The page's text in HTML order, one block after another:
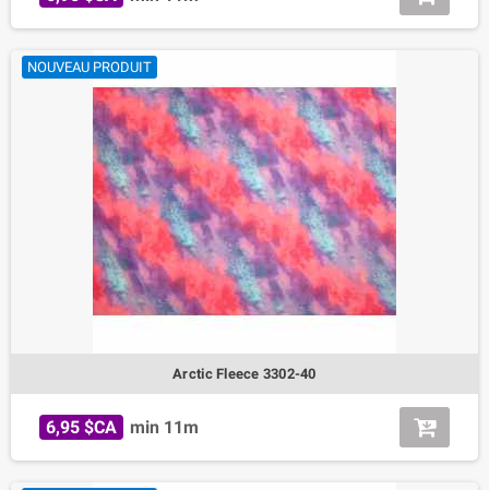
NOUVEAU PRODUIT
Arctic Fleece 3302-40
6,95 $CA min 11m